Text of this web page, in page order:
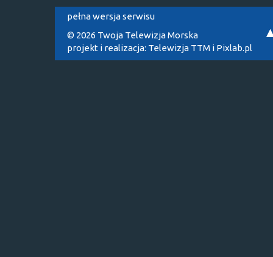
pełna wersja serwisu
© 2026 Twoja Telewizja Morska
projekt i realizacja: Telewizja TTM i Pixlab.pl